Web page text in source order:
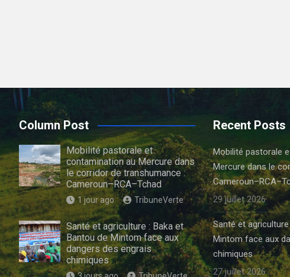
Column Post
Mobilité pastorale et
contamination au Mercure dans
le corridor de transhumance :
Cameroun–RCA–Tchad
1 jour ago TribuneVerte
Santé et agriculture : Baka et
Bantou de Mintom face aux
dangers des engrais
chimiques
Recent Posts
Mobilité pastorale
Mercure dans le
29 juillet 2026
Santé et
Mintom face aux
chimiques
27 juillet 2026